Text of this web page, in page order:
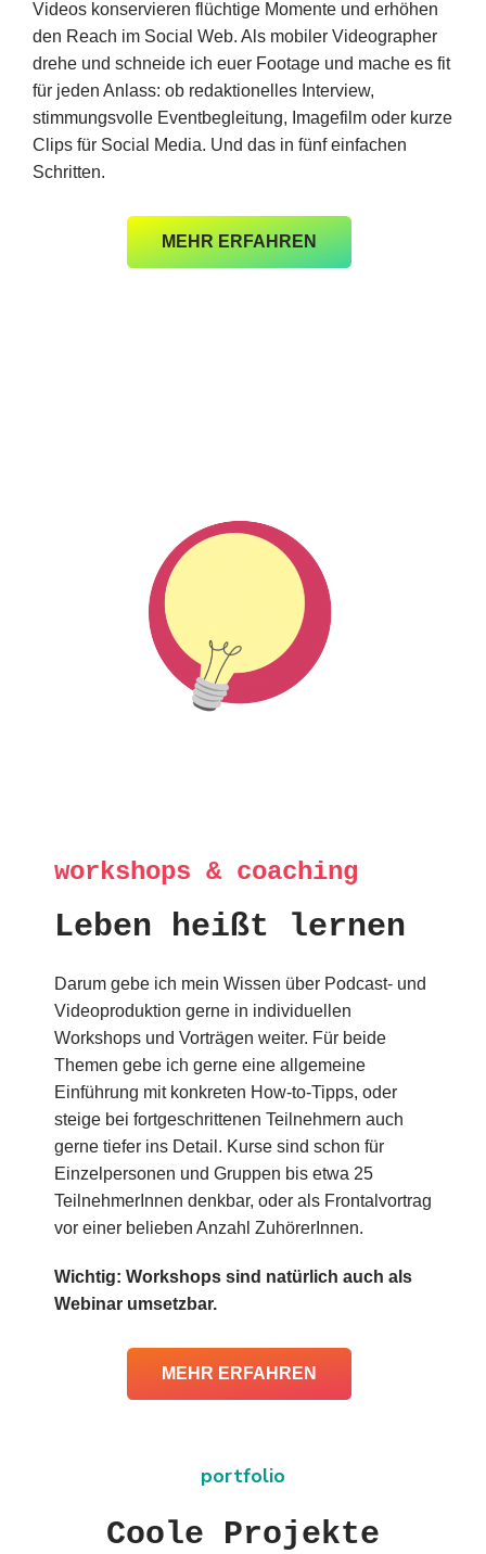
Videos konservieren flüchtige Momente und erhöhen
den Reach im Social Web. Als mobiler Videographer
drehe und schneide ich euer Footage und mache es fit
für jeden Anlass: ob redaktionelles Interview,
stimmungsvolle Eventbegleitung, Imagefilm oder kurze
Clips für Social Media. Und das in fünf einfachen
Schritten.
MEHR ERFAHREN
workshops & coaching
Leben heißt lernen
Darum gebe ich mein Wissen über Podcast- und
Videoproduktion gerne in individuellen
Workshops und Vorträgen weiter. Für beide
Themen gebe ich gerne eine allgemeine
Einführung mit konkreten How-to-Tipps, oder
steige bei fortgeschrittenen Teilnehmern auch
gerne tiefer ins Detail. Kurse sind schon für
Einzelpersonen und Gruppen bis etwa 25
TeilnehmerInnen denkbar, oder als Frontalvortrag
vor einer belieben Anzahl ZuhörerInnen.
Wichtig: Workshops sind natürlich auch als
Webinar umsetzbar.
MEHR ERFAHREN
portfolio
Coole Projekte